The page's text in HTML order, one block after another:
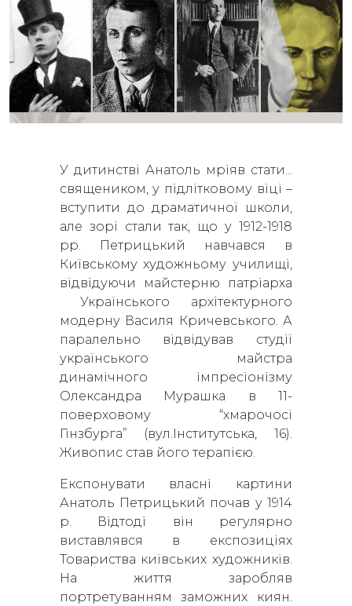
У дитинстві Анатоль мріяв стати...
священиком, у підлітковому віці –
вступити до драматичної школи,
але зорі стали так, що у 1912-1918
рр. Петрицький навчався в
Київському художньому училищі,
відвідуючи майстерню патріарха
Українського архітектурного
модерну Василя Кричевського. А
паралельно відвідував студії
українського майстра
динамічного імпресіонізму
Олександра Мурашка в 11-
поверховому “хмарочосі
Гінзбурга” (вул.Інститутська, 16).
Живопис став його терапією.
Експонувати власні картини
Анатоль Петрицький почав у 1914
р. Відтоді він регулярно
виставлявся в експозиціях
Товариства київських художників.
На життя заробляв
портретуванням заможних киян.